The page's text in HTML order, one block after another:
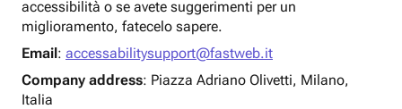
accessibilità o se avete suggerimenti per un
miglioramento, fatecelo sapere.
Email: accessabilitysupport@fastweb.it
Company address: Piazza Adriano Olivetti, Milano,
Italia